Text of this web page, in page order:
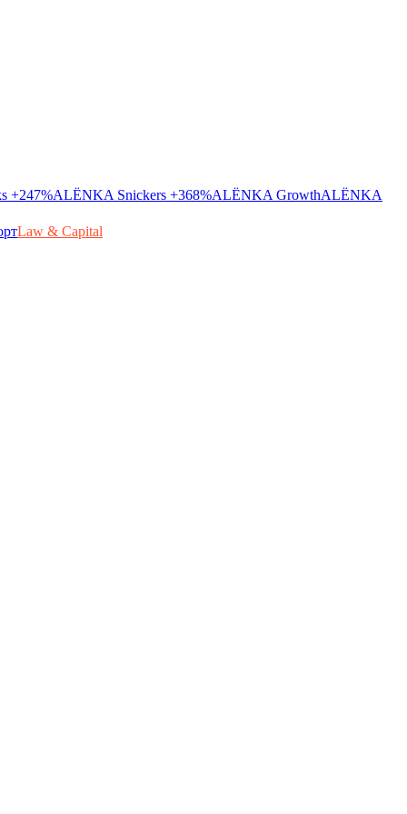
+247%ALЁNKA Snickers +368%ALЁNKA GrowthALЁNKA
Law & Capital